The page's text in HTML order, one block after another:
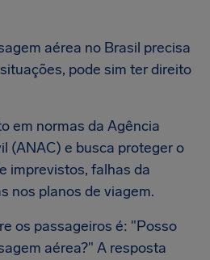
aérea no Brasil precisa
pode sim ter direito
em normas da Agência
(ANAC) e busca proteger o
imprevistos, falhas da
nos planos de viagem.
os passageiros é: "Posso
aérea?" A resposta